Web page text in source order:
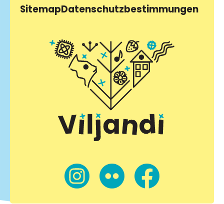
SitemapDatenschutzbestimmungen